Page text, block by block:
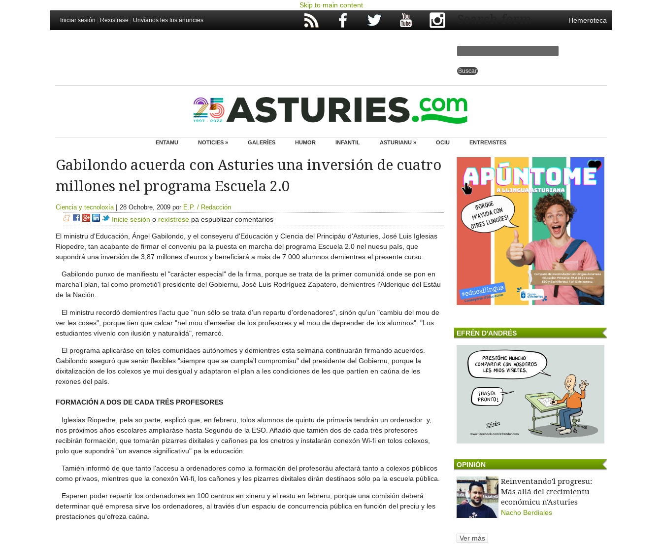
Skip to main content
Iniciar sesión Rexistrase Unvíanos les tos anuncies Hemeroteca
Search form
ENTAMU NOTICIES » GALERÍES HUMOR INFANTIL ASTURIANU » OCIU ENTREVISTES
Gabilondo acuerda con Asturies una inversión de cuatro
millones nel programa Escuela 2.0
Ciencia y tecnoloxía | 28 Ochobre, 2009 por E.P. / Redacción
Inicie sesión o rexístrese pa espublizar comentarios
El ministru d'Educación, Ángel Gabilondo, y el conseyeru d'Educación y Ciencia del Principáu d'Asturies, José Luis Iglesias
Riopedre, tan acabante de firmar el conveniu pa la puesta en marcha del programa Escuela 2.0 nel nuesu país, que
supondrá una inversión de 3,87 millones d'euros y beneficiará a más de 7.000 alumnos demientres el presente cursu.
Gabilondo punxo de manifiestu el "carácter especial" de la firma, porque se trata de la primer comunidá onde se pon en
marcha'l plan, tal como prometió'l presidente del Gobiernu, José Luis Rodríguez Zapatero, demientres l'Alderique del Estáu
de la Nación.
El ministru recordó demientres l'actu que "nun sólo se trata d'un repartu d'ordenadores", sinón qu'un "cambiu del mou de
ver les coses", porque tien que calcar "nel mou d'enseñar de los profesores y el mou de deprender de los alumnos". "Los
estudiantes vívenlo con ilusión y naturalidá", remarcó.
El programa aplicaráse en toles comunidaes autónomes y demientres esta selmana continuarán firmando acuerdos.
Gabilondo aseguró que serán flexibles "siempre que se cumpla'l compromisu" del presidente del Gobiernu, porque la
dixitalización de los colexos ye mui desigual y adaptaron el plan a les condiciones de les que partíen en caúna de les
rexones del país.
FORMACIÓN A DOS DE CADA TRÉS PROFESORES
Iglesias Riopedre, pela so parte, esplicó que, en febreru, tolos alumnos de quintu de primaria tendrán un ordenador y,
nos próximos años escolares ampliaráse hasta Segundu de la ESO. Añadió que tamién dos de cada trés profesores
recibirán formación, que tomarán pizarres dixitales y cañones pa los cnetros y instalarán conexón Wi-fi en tolos colexos,
polo que supondrá "un avance significativu" pa la educación.
Tamién informó de que tanto l'accesu a ordenadores como la formación del profesoráu afectará tanto a colexos públicos
como privaos, mientres que la conexón Wi-fi, los cañones y les pizarres dixitales dirán destinaos sólo pa la escuela pública.
Esperen poder repartir los ordenadores en 100 centros en xineru y el restu en febreru, porque una comisión deberá
determinar qué empresa sirve los ordenadores, al traviés d'un espaciu de concurrencia pública en función del preciu y les
prestaciones qu'ofreza caúna.
EFRÉN D'ANDRÉS
OPINIÓN
Reinventando'l progresu:
Más allá del crecimientu
económicu n'Asturies
Nacho Berdiales
Ver más